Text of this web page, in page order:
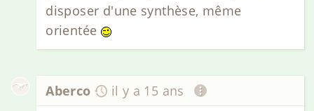
disposer d'une synthèse, même
orientée
Aberco il y a 15 ans